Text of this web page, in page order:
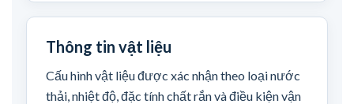
Thông tin vật liệu
Cấu hình vật liệu được xác nhận theo loại nước
thải, nhiệt độ, đặc tính chất rắn và điều kiện vận